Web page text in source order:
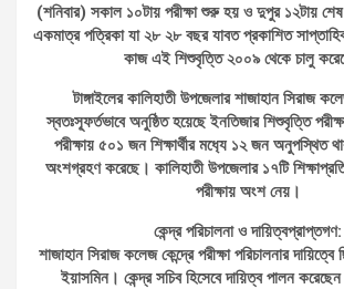
(শনিবার) সকাল ১০টায় পরীক্ষা শুরু হয় ও দুপুর ১২টায়
একমাত্র পত্রিকা যা ২৮ ২৮ বছর যাবত প্রকাশিত
কাজ এই শিশুবৃত্তি ২০০৯ থেকে চালু
টাঙ্গাইলের কালিহাতী উপজেলার শাজাহান সিরাজ
স্বতঃস্ফূর্তভাবে অনুষ্ঠিত হয়েছে ইনতিজার শিশুবৃত্তি
পরীক্ষায় ৫০১ জন শিক্ষার্থীর মধ‍্যে ১২ জন অনুপস্থিত
অংশগ্রহণ করেছে। কালিহাতী উপজেলার ১৭টি
পরীক্ষায় অংশ নেয়।
কেন্দ্র পরিচালনা ও দায়িত্বপ্রাপ্তগণ:
শাজাহান সিরাজ কলেজ কেন্দ্রে পরীক্ষা পরিচালনার
ইয়াসমিন। কেন্দ্র সচিব হিসেবে দায়িত্ব পালন